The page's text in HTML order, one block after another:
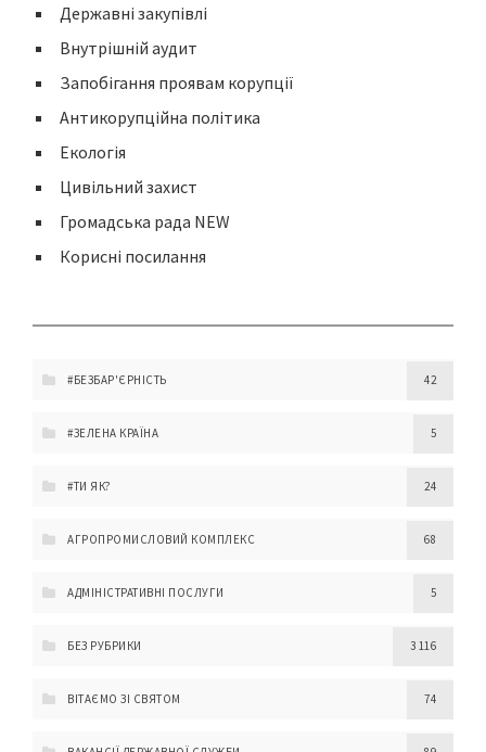
Державні закупівлі
Внутрішній аудит
Запобігання проявам корупції
Антикорупційна політика
Екологія
Цивільний захист
Громадська рада NEW
Корисні посилання
#БЕЗБАР'ЄРНІСТЬ 42
#ЗЕЛЕНА КРАЇНА 5
#ТИ ЯК? 24
АГРОПРОМИСЛОВИЙ КОМПЛЕКС 68
АДМІНІСТРАТИВНІ ПОСЛУГИ 5
БЕЗ РУБРИКИ 3 116
ВІТАЄМО ЗІ СВЯТОМ 74